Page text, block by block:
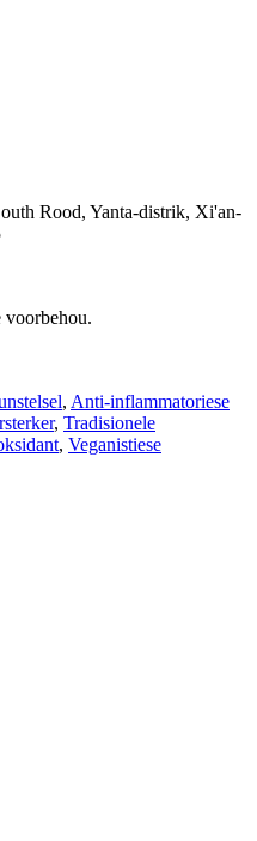
Rood, Yanta-distrik, Xi'an-
, Anti-inflammatoriese
, Tradisionele
, Veganistiese